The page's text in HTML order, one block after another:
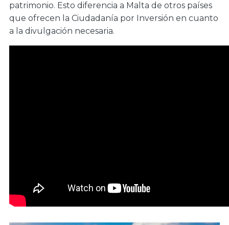
patrimonio. Esto diferencia a Malta de otros países
que ofrecen la Ciudadanía por Inversión en cuanto
a la divulgación necesaria.